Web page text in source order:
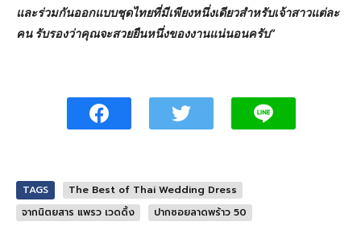
และร่วมกันออกแบบชุดไทยที่มีเพียงหนึ่งเดียวสำหรับเจ้าสาวแต่ละ
คน รับรองว่าคุณจะสวยยืนหนึ่งของงานแน่นอนครับ”
TAGS
The Best of Thai Wedding Dress
จากนิตยสาร แพรว เวดดิ้ง
ปากซอยลาดพร้าว 50